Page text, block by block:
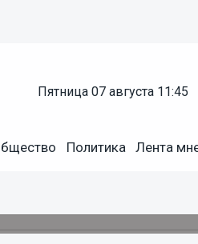
пятница 07 августа 11:45
Политика Лента
10:08